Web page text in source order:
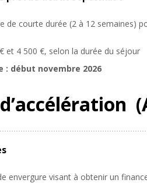
de courte durée (2 à 12 semaines)
et 4 500 €, selon la durée du séjour
début novembre 2026
envergure visant à obtenir un